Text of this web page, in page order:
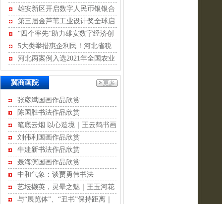
日至4日进行
雄安新区开启数字人民币银银合
作模式
第三届金芦苇工业设计奖全球启
动征集
“四个率先”助力雄安数字经济创
新发展
5大类举措惠企利民！河北省税
务局开展2022年便民办税“春风行
动”
河北两案例入选2021年全国农业
绿色发展典型案例
冀商画院
张彦斌国画作品欣赏
陈国胜书法作品欣赏
笔底云烟 以心造境｜王云鹤书画
作品评赏
刘伟利国画作品欣赏
牛建新书法作品欣赏
聂海滨国画作品欣赏
中和气象：谈贾勇伟书法
艺坛撷英，灵晕之魅｜王玉河花
鸟作品赏析
与“展览体”、“丑书”保持距离｜
石家庄市沧州商会
河北省康龙文化传播有限公司
河北经贸大学继续教育学院
河北省书画艺术研究院
石家庄国大酒店经营有限公司
石家庄君乐宝乳业有限公司
河北新天第装饰工程有限公司
华北制药集团有限责任公司
保定昊元电气科技有限公司
红星美凯龙家居集团股份有限
公司
天津河北商会